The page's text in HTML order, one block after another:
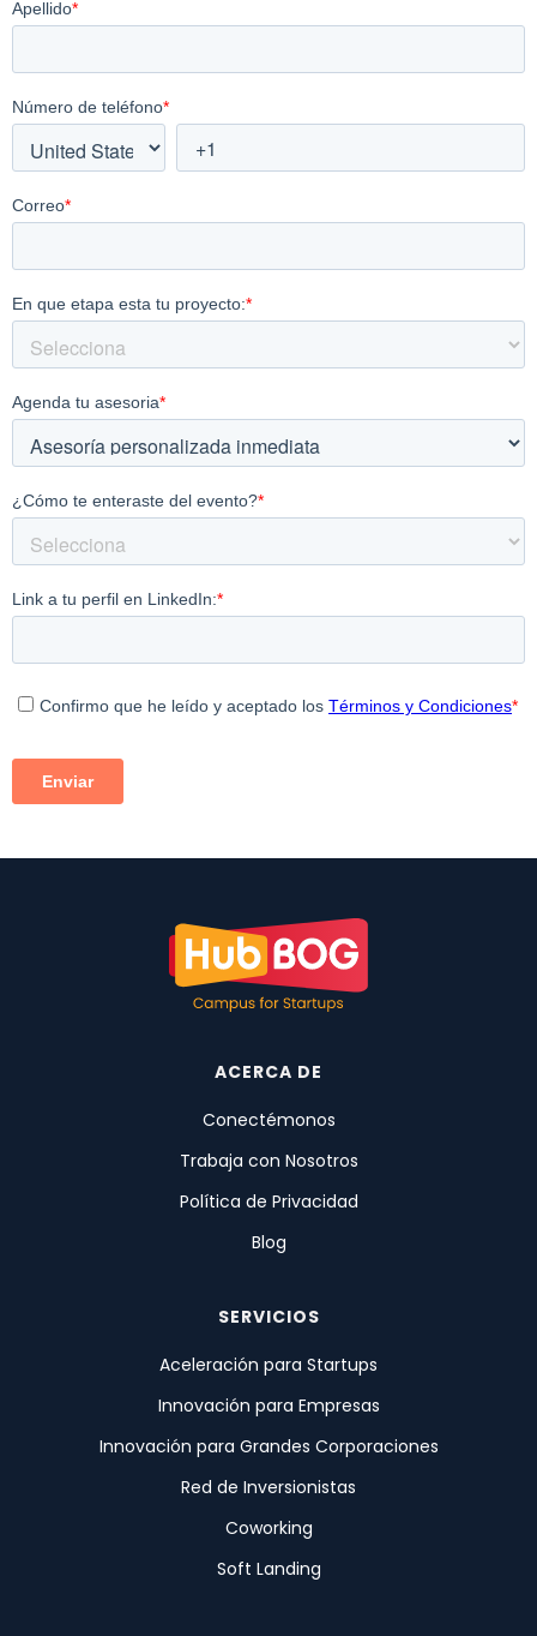
ACERCA DE
Conectémonos
Trabaja con Nosotros
Política de Privacidad
Blog
SERVICIOS
Aceleración para Startups
Innovación para Empresas
Innovación para Grandes Corporaciones
Red de Inversionistas
Coworking
Soft Landing